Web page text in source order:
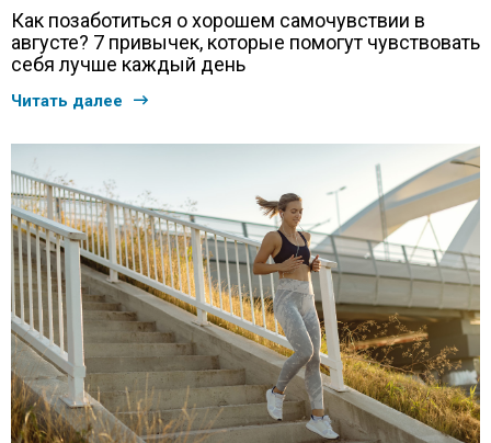
Как позаботиться о хорошем самочувствии в
августе? 7 привычек, которые помогут чувствовать
себя лучше каждый день
Читать далее